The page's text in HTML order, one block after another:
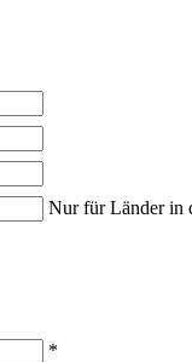
Nur für Länder in
*